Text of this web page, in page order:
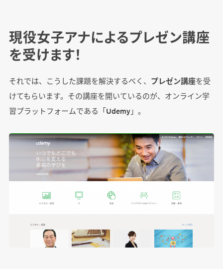
現役女子アナによるプレゼン講座
を受けます！
それでは、こうした課題を解決するべく、 プレゼン講座を受
けてもらいます。その講座を開いているのが、オンライン学
習プラットフォームである「Udemy」。